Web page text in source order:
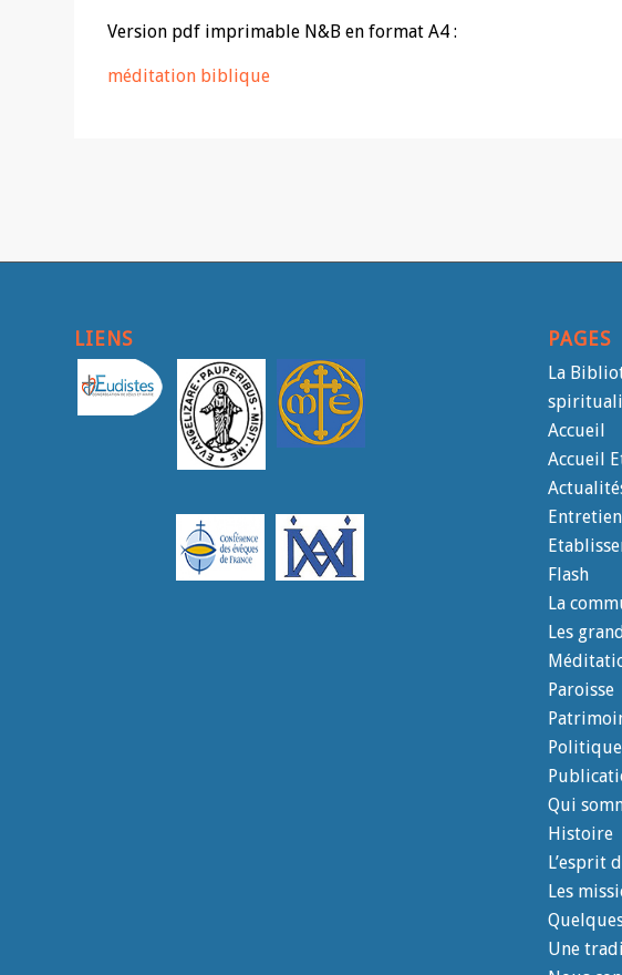
Version pdf imprimable N&B en format A4 :
méditation biblique
LIENS PAGES
La
Accueil
Accueil
Flash
La
Les
Paroisse
Qui
Histoire
L’esprit
Les
Une